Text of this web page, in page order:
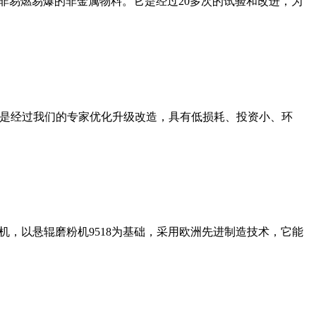
经过我们的专家优化升级改造，具有低损耗、投资小、环
以悬辊磨粉机9518为基础，采用欧洲先进制造技术，它能